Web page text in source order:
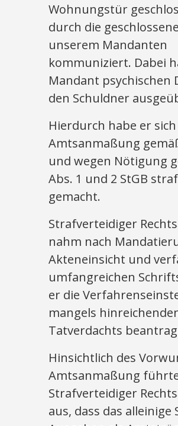
Wohnungstür
durch die
unserem Mandanten
kommuniziert. Dabei
Mandant psychischen
den Schuldner
Hierdurch habe er
Amtsanmaßung
und wegen Nötigung
Abs. 1 und 2 StGB
gemacht.
Strafverteidiger
nahm nach
Akteneinsicht und
umfangreichen
er die
mangels
Tatverdachts
Hinsichtlich des
Amtsanmaßung
Strafverteidiger
aus, dass das alleinige